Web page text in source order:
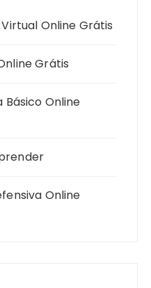
Online Grátis
Grátis
Online
Online